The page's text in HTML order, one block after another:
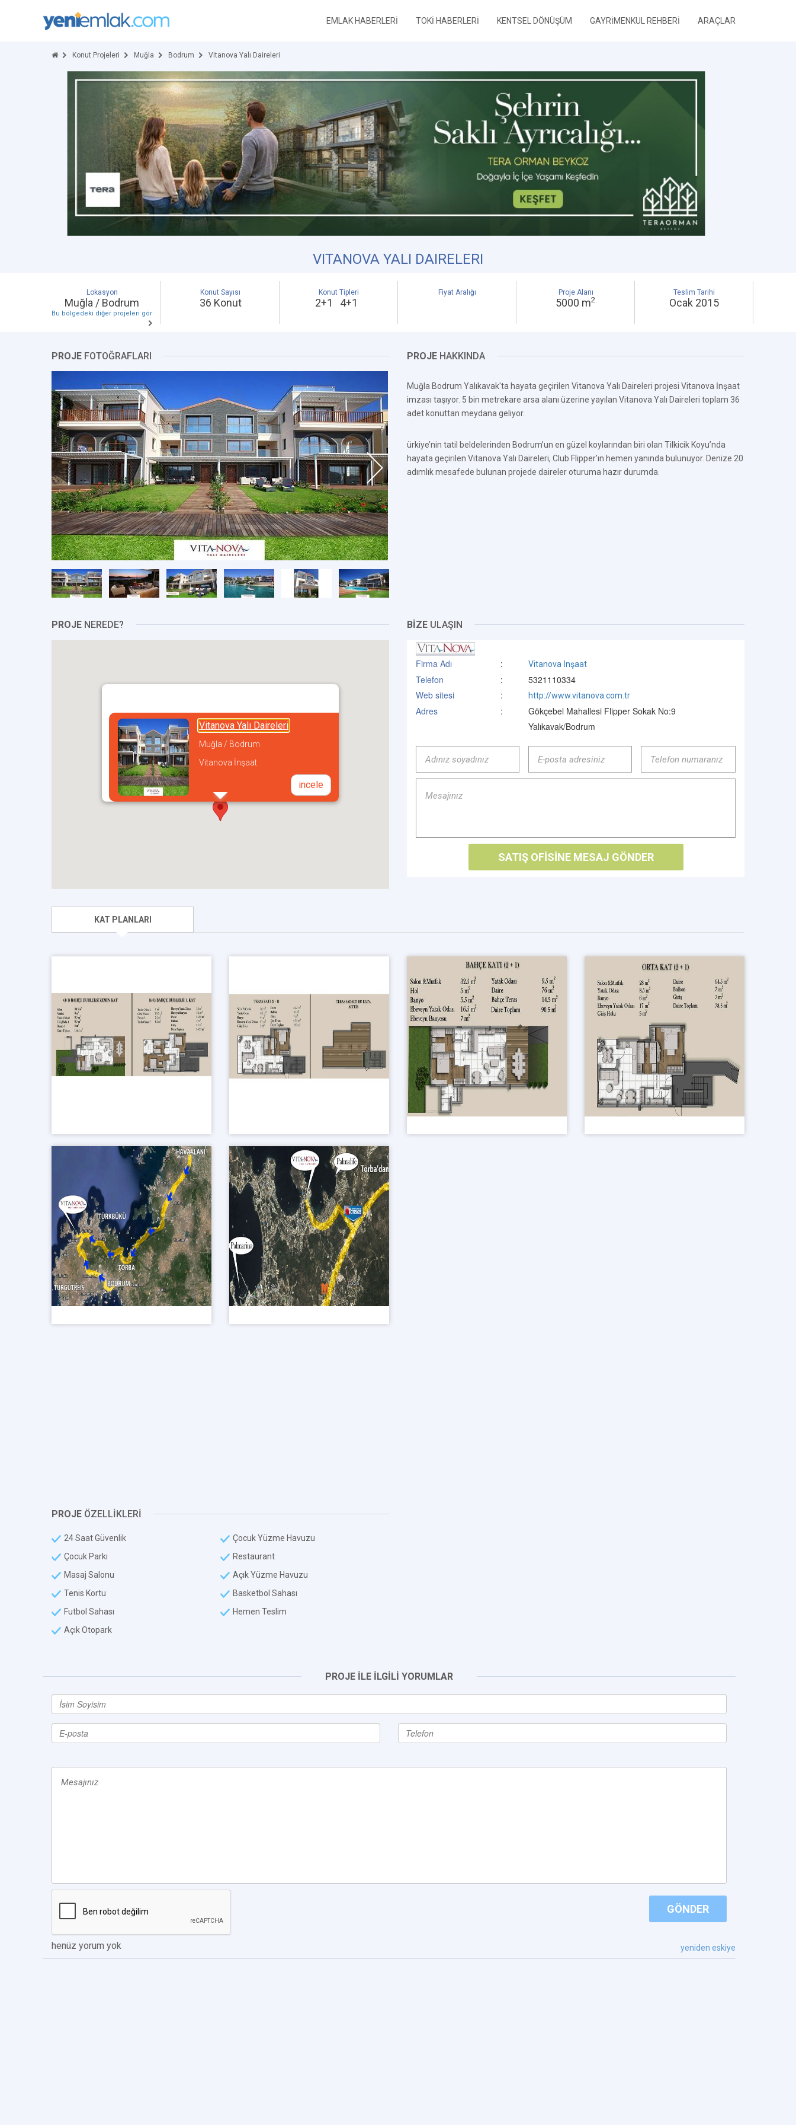
EMLAK HABERLERİ TOKİ HABERLERİ KENTSEL DÖNÜŞÜM GAYRİMENKUL REHBERİ ARAÇLAR
Konut Projeleri Muğla Bodrum Vitanova Yalı Daireleri
VITANOVA YALI DAIRELERI
Lokasyon
Muğla / Bodrum
Bu bölgedeki diğer projeleri gör
Konut Sayısı
36 Konut
Konut Tipleri
2+1 4+1
Fiyat Aralığı Proje Alanı
5000 m2
Teslim Tarihi
Ocak 2015
PROJE FOTOĞRAFLARI PROJE HAKKINDA
Muğla Bodrum Yalıkavak'ta hayata geçirilen Vitanova Yalı Daireleri projesi Vitanova İnşaat
imzası taşıyor. 5 bin metrekare arsa alanı üzerine yayılan Vitanova Yalı Daireleri toplam 36
adet konuttan meydana geliyor.
ürkiye’nin tatil beldelerinden Bodrum’un en güzel koylarından biri olan Tilkicik Koyu’nda
hayata geçirilen Vitanova Yalı Daireleri, Club Flipper’ın hemen yanında bulunuyor. Denize 20
adımlık mesafede bulunan projede daireler oturuma hazır durumda.
PROJE NEREDE?
Vitanova Yalı Daireleri
Muğla / Bodrum
Vitanova İnşaat
incele
BİZE ULAŞIN
Firma Adı : Vitanova İnşaat
Telefon :
5321110334
Web sitesi
: http://www.vitanova.com.tr
Adres :
Gökçebel Mahallesi Flipper Sokak No:9
Yalıkavak/Bodrum
KAT PLANLARI
PROJE ÖZELLİKLERİ
24 Saat Güvenlik
Çocuk Yüzme Havuzu
Çocuk Parkı
Restaurant
Masaj Salonu
Açık Yüzme Havuzu
Tenis Kortu
Basketbol Sahası
Futbol Sahası
Hemen Teslim
Açık Otopark
PROJE İLE İLGİLİ YORUMLAR
GÖNDER
henüz yorum yok yeniden eskiye